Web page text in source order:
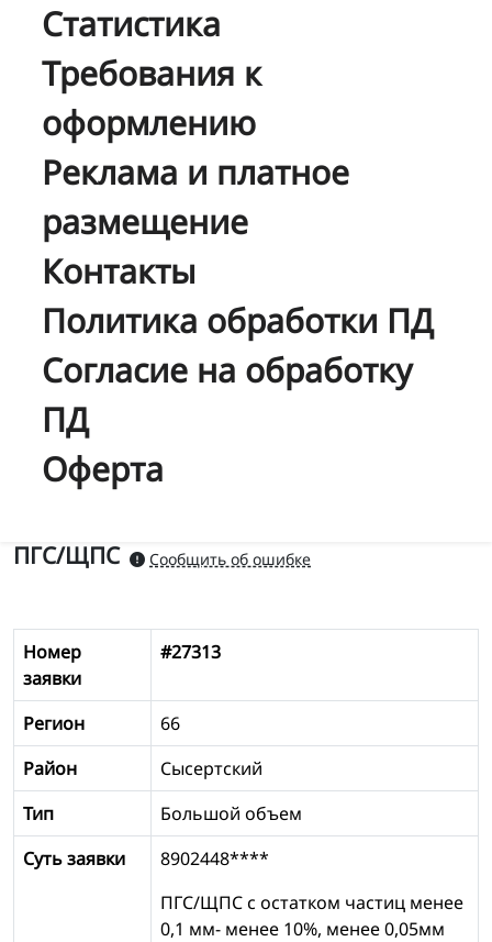
Статистика
Требования к
оформлению
Реклама и платное
размещение
Контакты
Политика обработки ПД
Согласие на обработку
ПД
Оферта
ПГС/ЩПС Сообщить об ошибке
Номер
заявки
#27313
Регион
66
Район
Сысертский
Тип
Большой объем
Суть заявки
8902448****
ПГС/ЩПС с остатком частиц менее
0,1 мм- менее 10%, менее 0,05мм